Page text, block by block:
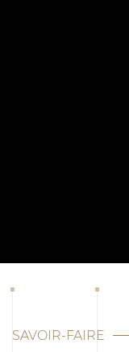
SAVOIR-FAIRE